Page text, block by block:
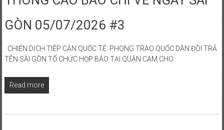
GÒN 05/07/2026 #3
CHIẾN DỊCH TIẾP CẬN QUỐC TẾ: PHONG TRÀO QUỐC DÂN ĐÒI TRẢ
TÊN SÀI GÒN TỔ CHỨC HỌP BÁO TẠI QUẬN CAM CHO
Read more